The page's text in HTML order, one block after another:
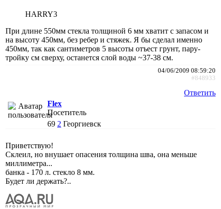
HARRY3
При длине 550мм стекла толщиной 6 мм хватит с запасом и
на высоту 450мм, без ребер и стяжек. Я бы сделал именно
450мм, так как сантиметров 5 высоты отъест грунт, пару-
тройку см сверху, останется слой воды ~37-38 см.
04/06/2009 08:59:20
#848933
Ответить
Flex
Посетитель
69 2 Георгиевск
Приветствую!
Склеил, но внушает опасения толщина шва, она меньше
миллиметра...
банка - 170 л. стекло 8 мм.
Будет ли держать?..